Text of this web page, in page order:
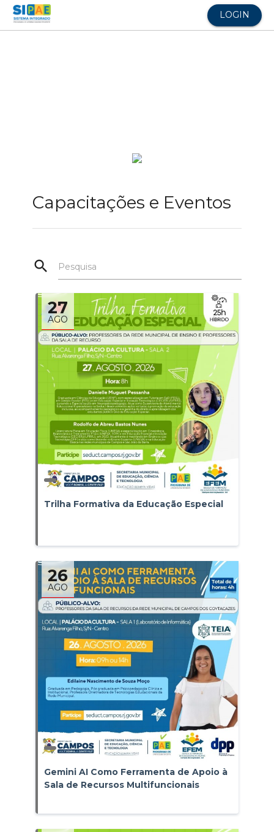
LOGIN
Capacitações e Eventos
search Pesquisa
27
AGO
Trilha Formativa da Educação Especial
26
AGO
Gemini AI Como Ferramenta de Apoio à
Sala de Recursos Multifuncionais